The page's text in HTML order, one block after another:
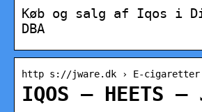
Køb og salg af Iqos i
DBA
http s://jware.dk › E-cigaretter
IQOS – HEETS –